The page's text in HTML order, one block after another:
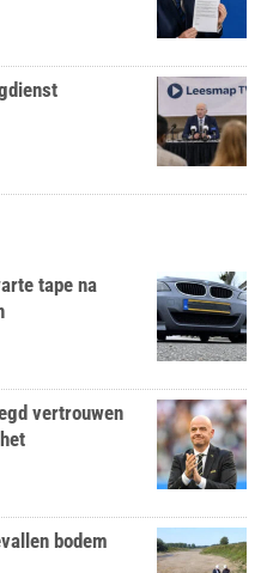
tape na
vertrouwen
bodem